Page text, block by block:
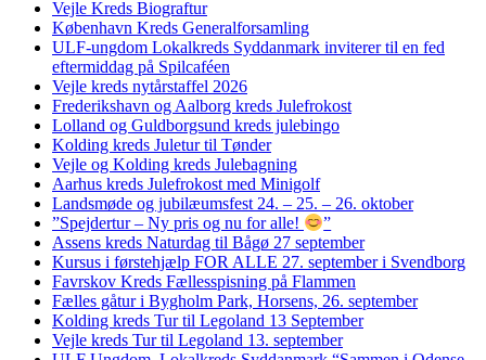
Vejle Kreds Biograftur
København Kreds Generalforsamling
ULF-ungdom Lokalkreds Syddanmark inviterer til en fed
eftermiddag på Spilcaféen
Vejle kreds nytårstaffel 2026
Frederikshavn og Aalborg kreds Julefrokost
Lolland og Guldborgsund kreds julebingo
Kolding kreds Juletur til Tønder
Vejle og Kolding kreds Julebagning
Aarhus kreds Julefrokost med Minigolf
Landsmøde og jubilæumsfest 24. – 25. – 26. oktober
”Spejdertur – Ny pris og nu for alle!
”
Assens kreds Naturdag til Bågø 27 september
Kursus i førstehjælp FOR ALLE 27. september i Svendborg
Favrskov Kreds Fællesspisning på Flammen
Fælles gåtur i Bygholm Park, Horsens, 26. september
Kolding kreds Tur til Legoland 13 September
Vejle kreds Tur til Legoland 13. september